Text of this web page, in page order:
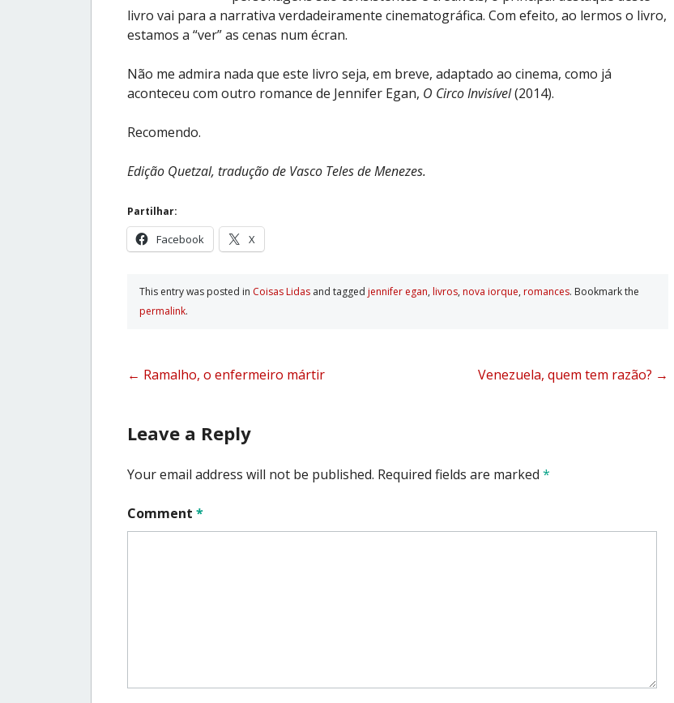
livro vai para a narrativa verdadeiramente cinematográfica. Com efeito, ao lermos o livro,
estamos a “ver” as cenas num écran.
Não me admira nada que este livro seja, em breve, adaptado ao cinema, como já
aconteceu com outro romance de Jennifer Egan, O CircoInvisível(2014).
Recomendo.
Edição Quetzal, tradução de Vasco Teles de Menezes.
Partilhar:
Facebook X
This entry was posted in Coisas Lidas and tagged jennifer egan, livros, nova iorque, romances. Bookmark the
permalink.
Post
← Ramalho, o enfermeiro mártir Venezuela, quem tem razão? →
Leave a Reply
Your email address will not be published. Required fields are marked *
Comment *